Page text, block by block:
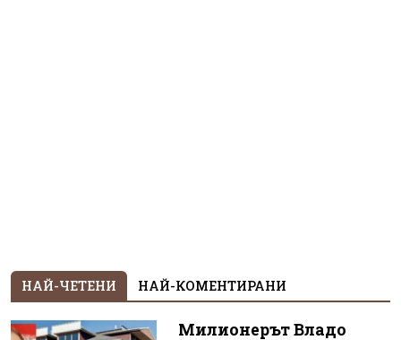
НАЙ-ЧЕТЕНИ НАЙ-КОМЕНТИРАНИ
Милионерът Владо